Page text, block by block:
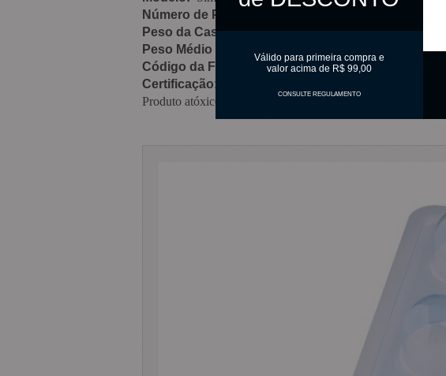
Válido para primeira compra e
valor acima de R$ 99,00
CONSULTE REGULAMENTO
Número de Partes:
Peso da Casca:40 gramas
Peso Médio Final:
Código da Forma:
3504
Certificação:
Produto atóxico e sem validade.